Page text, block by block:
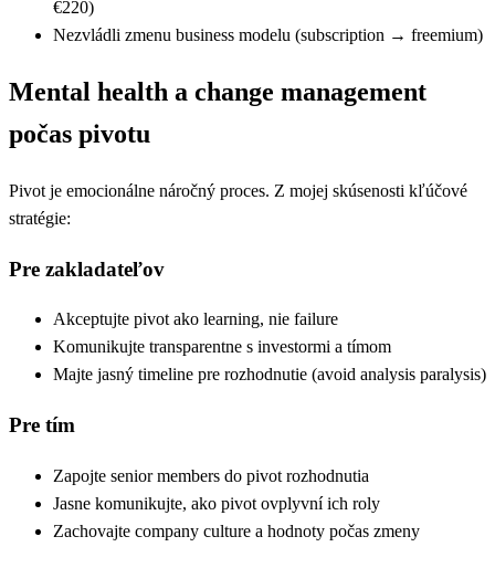
€220)
Nezvládli zmenu business modelu (subscription → freemium)
Mental health a change management
počas pivotu
Pivot je emocionálne náročný proces. Z mojej skúsenosti kľúčové
stratégie:
Pre zakladateľov
Akceptujte pivot ako learning, nie failure
Komunikujte transparentne s investormi a tímom
Majte jasný timeline pre rozhodnutie (avoid analysis paralysis)
Pre tím
Zapojte senior members do pivot rozhodnutia
Jasne komunikujte, ako pivot ovplyvní ich roly
Zachovajte company culture a hodnoty počas zmeny